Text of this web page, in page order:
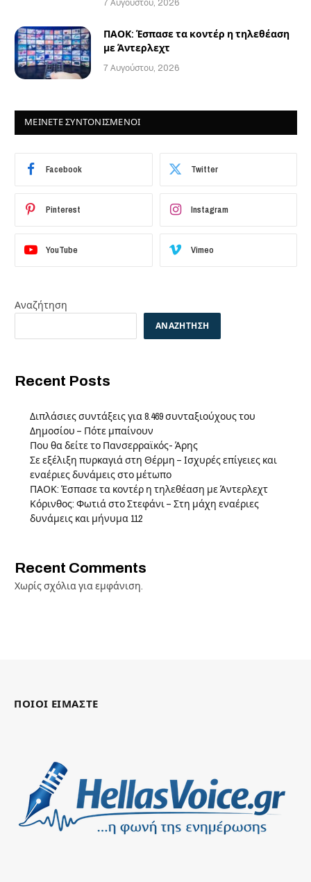
7 Αυγούστου, 2026
ΠΑΟΚ: Έσπασε τα κοντέρ η τηλεθέαση
με Άντερλεχτ
7 Αυγούστου, 2026
ΜΕΙΝΕΤΕ ΣΥΝΤΟΝΙΣΜΕΝΟΙ
Facebook Twitter
Pinterest Instagram
YouTube Vimeo
Αναζήτηση
ΑΝΑΖΉΤΗΣΗ
Recent Posts
Διπλάσιες συντάξεις για 8.469 συνταξιούχους του
Δημοσίου – Πότε μπαίνουν
Που θα δείτε το Πανσερραϊκός- Άρης
Σε εξέλιξη πυρκαγιά στη Θέρμη – Ισχυρές επίγειες και
εναέριες δυνάμεις στο μέτωπο
ΠΑΟΚ: Έσπασε τα κοντέρ η τηλεθέαση με Άντερλεχτ
Κόρινθος: Φωτιά στο Στεφάνι – Στη μάχη εναέριες
δυνάμεις και μήνυμα 112
Recent Comments
Χωρίς σχόλια για εμφάνιση.
ΠΟΙΟΙ ΕΙΜΑΣΤΕ